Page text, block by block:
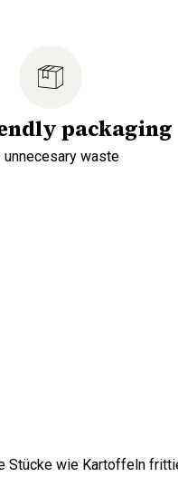
packaging
unnecesary waste
wie Kartoffeln